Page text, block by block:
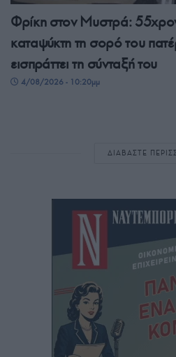
Φρίκη στον Μυστρά:
καταψύκτη τη σορό του
εισπράττει τη σύνταξή του
4/08/2026 - 10:20μμ
ΔΙΑΒΑΣΤΕ